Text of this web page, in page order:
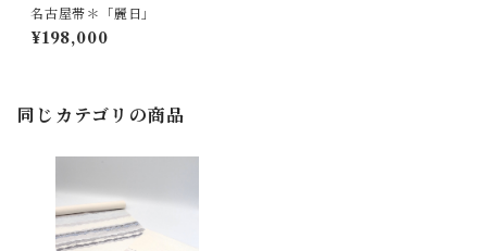
名古屋帯＊「麗日」
¥198,000
同じカテゴリの商品